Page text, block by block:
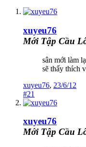
xuyeu76
Mới Tập Cầu
sân mới làm
sẽ thấy thích
xuyeu76, 23/6/12
#21
xuyeu76
Mới Tập Cầu